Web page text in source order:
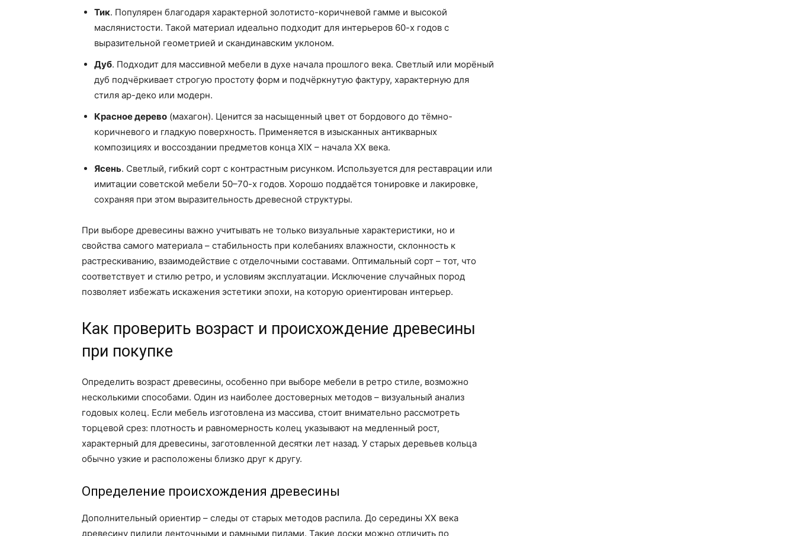
Тик. Популярен благодаря характерной золотисто-коричневой гамме и высокой
маслянистости. Такой материал идеально подходит для интерьеров 60-х годов с
выразительной геометрией и скандинавским уклоном.
Дуб. Подходит для массивной мебели в духе начала прошлого века. Светлый или морёный
дуб подчёркивает строгую простоту форм и подчёркнутую фактуру, характерную для
стиля ар-деко или модерн.
Красное дерево (махагон). Ценится за насыщенный цвет от бордового до тёмно-
коричневого и гладкую поверхность. Применяется в изысканных антикварных
композициях и воссоздании предметов конца XIX – начала XX века.
Ясень. Светлый, гибкий сорт с контрастным рисунком. Используется для реставрации или
имитации советской мебели 50–70-х годов. Хорошо поддаётся тонировке и лакировке,
сохраняя при этом выразительность древесной структуры.
При выборе древесины важно учитывать не только визуальные характеристики, но и
свойства самого материала – стабильность при колебаниях влажности, склонность к
растрескиванию, взаимодействие с отделочными составами. Оптимальный сорт – тот, что
соответствует и стилю ретро, и условиям эксплуатации. Исключение случайных пород
позволяет избежать искажения эстетики эпохи, на которую ориентирован интерьер.
Как проверить возраст и происхождение древесины
при покупке
Определить возраст древесины, особенно при выборе мебели в ретро стиле, возможно
несколькими способами. Один из наиболее достоверных методов – визуальный анализ
годовых колец. Если мебель изготовлена из массива, стоит внимательно рассмотреть
торцевой срез: плотность и равномерность колец указывают на медленный рост,
характерный для древесины, заготовленной десятки лет назад. У старых деревьев кольца
обычно узкие и расположены близко друг к другу.
Определение происхождения древесины
Дополнительный ориентир – следы от старых методов распила. До середины XX века
древесину пилили ленточными и рамными пилами. Такие доски можно отличить по